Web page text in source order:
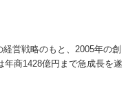
営戦略のもと、2005年の創
年商1428億円まで急成長を遂